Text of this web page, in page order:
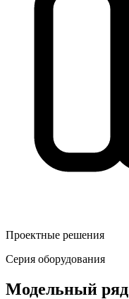
Проектные решения
Серия оборудования
Модельный ряд